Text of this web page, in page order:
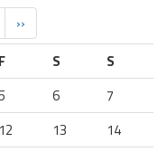
››
F S
S
6
7
12 13
14